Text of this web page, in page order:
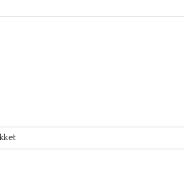
til
Elephant